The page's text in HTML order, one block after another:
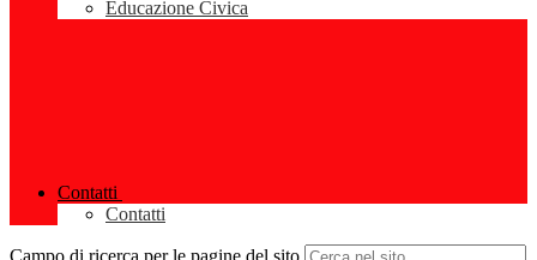
Educazione Civica
Contatti
Contatti